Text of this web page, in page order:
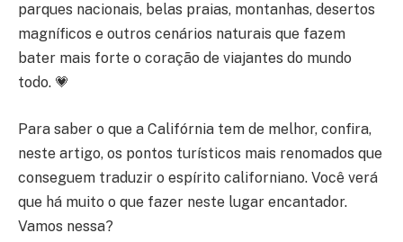
parques nacionais, belas praias, montanhas, desertos
magníficos e outros cenários naturais que fazem
bater mais forte o coração de viajantes do mundo
todo. 💗
Para saber o que a Califórnia tem de melhor, confira,
neste artigo, os pontos turísticos mais renomados que
conseguem traduzir o espírito californiano. Você verá
que há muito o que fazer neste lugar encantador.
Vamos nessa?